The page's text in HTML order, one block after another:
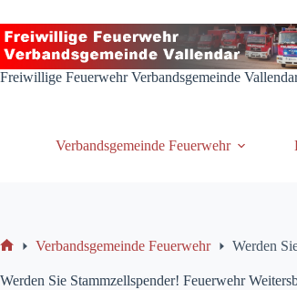
Inhalt
springen
Freiwillige Feuerwehr Verbandsgemeinde
Verbandsgemeinde Feuerwehr
Verbandsgemeinde Feuerwehr Werden
Werden Sie Stammzellspender! Feuerwehr